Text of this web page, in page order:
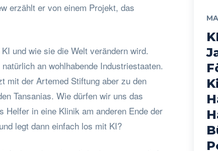
erzählt er von einem Projekt, das
und wie sie die Welt verändern wird.
an wohlhabende Industriestaaten.
mit der Artemed Stiftung aber zu den
Tansanias. Wie dürfen wir uns das
Helfer in eine Klinik am anderen Ende der
legt dann einfach los mit KI?